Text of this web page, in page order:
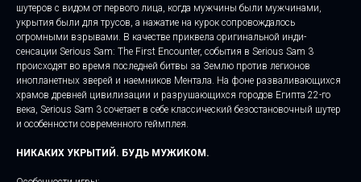
шутеров с видом от первого лица, когда мужчины были мужчинами,
укрытия были для трусов, а нажатие на курок сопровождалось
огромными взрывами. В качестве приквела оригинальной инди-
сенсации Serious Sam: The First Encounter, события в Serious Sam 3
происходят во время последней битвы за Землю против легионов
инопланетных зверей и наемников Ментала. На фоне разваливающихся
храмов древней цивилизации и разрушающихся городов Египта 22-го
века, Serious Sam 3 сочетает в себе классический безостановочный шутер
и особенности современного геймплея.
НИКАКИХ УКРЫТИЙ. БУДЬ МУЖИКОМ.